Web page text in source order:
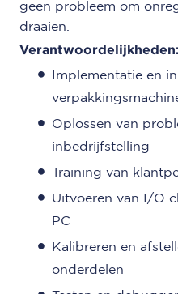
geen probleem om
draaien.
Verantwoordelijkheden:
Implementatie en
Oplossen van
inbedrijfstelling
Training van
Uitvoeren van I/O
PC
Kalibreren en
onderdelen